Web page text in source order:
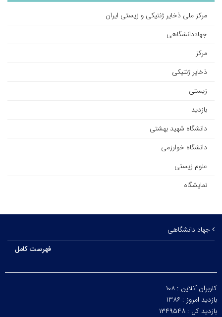
مرکز ملی ذخایر ژنتیکی و زیستی ایران
جهاددانشگاهی
مرکز
ذخایر ژنتیکی
زیستی
بازدید
دانشگاه شهید بهشتی
دانشگاه خوارزمی
علوم زیستی
نمایشگاه
جهاد دانشگاهی
فهرست کامل
کاربران آنلاین : ۱۰۸
بازدید امروز : ۱۳۸۶
بازدید کل : ۱۳۴۹۵۴۸